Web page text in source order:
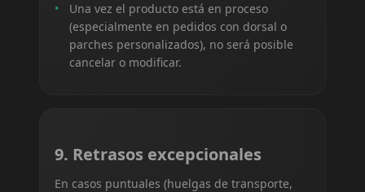
Una vez el producto está en proceso
(especialmente en pedidos con dorsal o
parches personalizados), no será posible
cancelar o modificar.
9. Retrasos excepcionales
En casos puntuales (huelgas de transporte,